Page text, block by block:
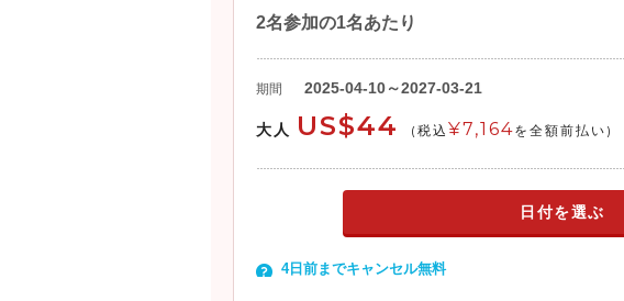
2名参加の1名あたり
期間 2025-04-10～2027-03-21
大人 US$44 (税込 ¥7,164を全額前払い)
日付を選ぶ
4日前までキャンセル無料